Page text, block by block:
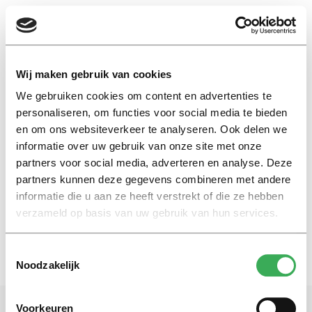
Wij maken gebruik van cookies
We gebruiken cookies om content en advertenties te
personaliseren, om functies voor social media te bieden
en om ons websiteverkeer te analyseren. Ook delen we
informatie over uw gebruik van onze site met onze
partners voor social media, adverteren en analyse. Deze
partners kunnen deze gegevens combineren met andere
informatie die u aan ze heeft verstrekt of die ze hebben
verzameld op basis van uw gebruik van hun services.
Noodzakelijk
Voorkeuren
EN
vorming
Nieuws
Zes lessen om het maximale uit
je studie te halen
28 augustus 2018